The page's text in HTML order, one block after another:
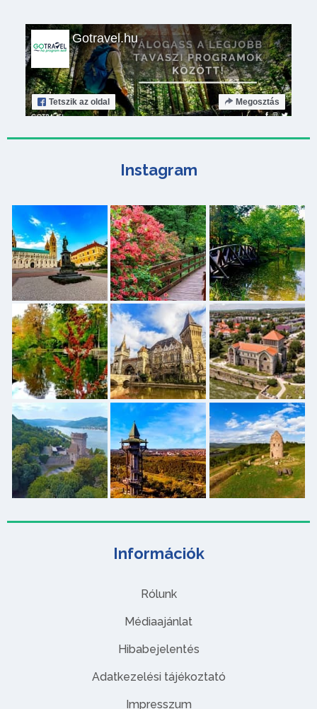
Információk
Rólunk
Médiaajánlat
Hibabejelentés
Adatkezelési tájékoztató
Impresszum
Gotravel.hu
Tetszik az oldal Megosztás
Instagram